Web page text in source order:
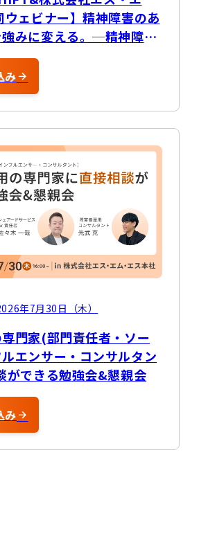
ウェビナー】精神障害のあ
みに変える。─精神障害
の自社戦力化の実例につ
み
年7月30日（木）
門家(部門責任者・ソー
エンサー・コンサルタン
ができる勉強会&懇親会
み